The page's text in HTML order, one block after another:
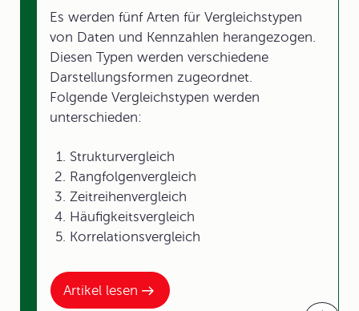
Artikel lesen
Es werden fünf Arten für Vergleichstypen
von Daten und Kennzahlen herangezogen.
Diesen Typen werden verschiedene
Darstellungsformen zugeordnet.
Folgende Vergleichstypen werden
unterschieden:
Strukturvergleich
Rangfolgenvergleich
Zeitreihenvergleich
Häufigkeitsvergleich
Korrelationsvergleich